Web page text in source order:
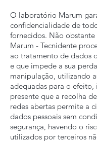
O laboratório Marum
confidencialidade de
fornecidos. Não
Marum - Tecnidente
ao tratamento de dados
e que impede a sua
manipulação, utilizando
adequadas para o
presente que a recolha
redes abertas permite a
dados pessoais sem
segurança, havendo o
utilizados por terceiros